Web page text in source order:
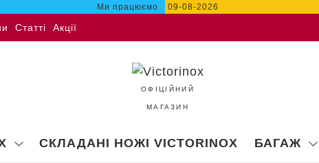
Ми працюємо 09-08-2026
Статті Акції
ОФІЦІЙНИЙ
МАГАЗИН
СКЛАДАНІ НОЖІ VICTORINOX БАГАЖ